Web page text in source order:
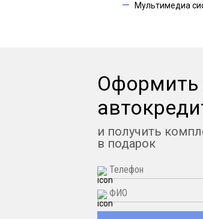
Мультимедиа
и получить
в подарок